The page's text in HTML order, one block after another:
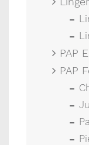
PAP
PAP